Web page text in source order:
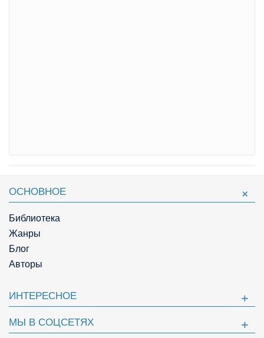
ОСНОВНОЕ
Библиотека
Жанры
Блог
Авторы
ИНТЕРЕСНОЕ
МЫ В СОЦСЕТЯХ